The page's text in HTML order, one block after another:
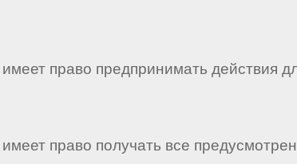
право предпринимать
право получать все